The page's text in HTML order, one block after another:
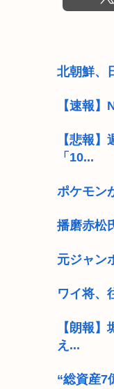
北朝鮮、
【速報
【悲報
「10...
ポケモン
播磨赤松
元ジャン
ワイ将、
【朗報
え...
“総資産7